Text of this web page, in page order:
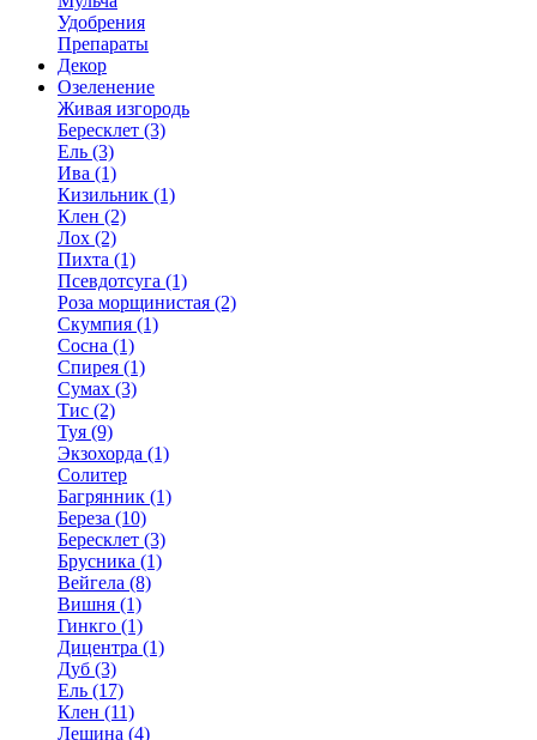
Удобрения
Препараты
Декор
Озеленение
Живая изгородь
Бересклет (3)
Ель (3)
Ива (1)
Кизильник (1)
Клен (2)
Лох (2)
Пихта (1)
Псевдотсуга (1)
Роза морщинистая (2)
Скумпия (1)
Сосна (1)
Спирея (1)
Сумах (3)
Тис (2)
Туя (9)
Экзохорда (1)
Солитер
Багрянник (1)
Береза (10)
Бересклет (3)
Брусника (1)
Вейгела (8)
Вишня (1)
Гинкго (1)
Дицентра (1)
Дуб (3)
Ель (17)
Клен (11)
Лещина (4)